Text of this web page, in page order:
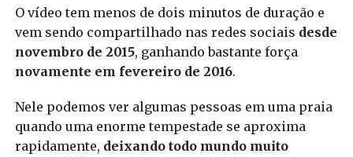
O vídeo tem menos de dois minutos de duração e
vem sendo compartilhado nas redes sociais desde
novembro de 2015, ganhando bastante força
novamente em fevereiro de 2016.
Nele podemos ver algumas pessoas em uma praia
quando uma enorme tempestade se aproxima
rapidamente, deixando todo mundo muito